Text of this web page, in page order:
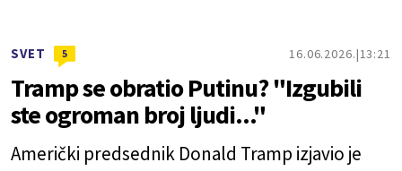
SVET 5 16.06.2026. 13:21
Tramp se obratio Putinu? "Izgubili
ste ogroman broj ljudi..."
Američki predsednik Donald Tramp izjavio je